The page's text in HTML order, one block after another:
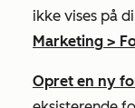
ikke vises på
Marketing >
Opret en ny